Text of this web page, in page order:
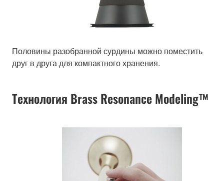
Половины разобранной сурдины можно поместить
друг в друга для компактного хранения.
Технология Brass Resonance Modeling™